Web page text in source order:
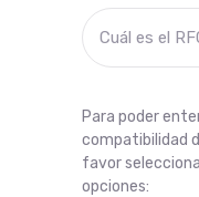
Para poder
compatibilidad
favor
opciones: